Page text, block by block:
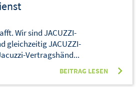
Wir sind JACUZZI-
gleichzeitig JACUZZI-
Vertragshänd...
BEITRAG LESEN